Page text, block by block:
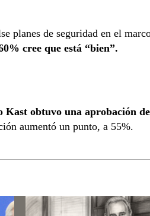
planes de seguridad en el
cree que está “bien”.
Kast obtuvo una aprobación
aumentó un punto, a 55%.